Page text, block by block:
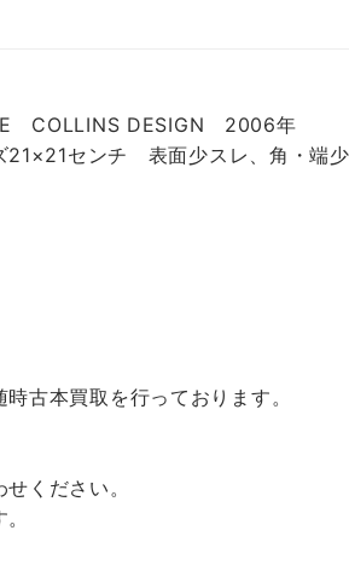
COLLINS DESIGN 2006年
センチ 表面少スレ、角・端
古本買取を行っております。
ください。